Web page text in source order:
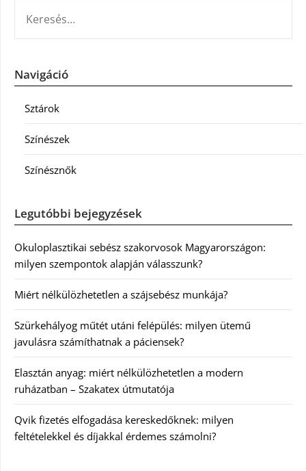
Navigáció
Sztárok
Színészek
Színésznők
Legutóbbi bejegyzések
Okuloplasztikai sebész szakorvosok Magyarországon:
milyen szempontok alapján válasszunk?
Miért nélkülözhetetlen a szájsebész munkája?
Szürkehályog műtét utáni felépülés: milyen ütemű
javulásra számíthatnak a páciensek?
Elasztán anyag: miért nélkülözhetetlen a modern
ruházatban – Szakatex útmutatója
Qvik fizetés elfogadása kereskedőknek: milyen
feltételekkel és díjakkal érdemes számolni?